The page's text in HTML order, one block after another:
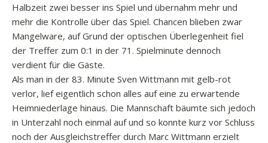
Halbzeit zwei besser ins Spiel und übernahm mehr und
mehr die Kontrolle über das Spiel. Chancen blieben zwar
Mangelware, auf Grund der optischen Überlegenheit fiel
der Treffer zum 0:1 in der 71. Spielminute dennoch
verdient für die Gäste.
Als man in der 83. Minute Sven Wittmann mit gelb-rot
verlor, lief eigentlich schon alles auf eine zu erwartende
Heimniederlage hinaus. Die Mannschaft bäumte sich jedoch
in Unterzahl noch einmal auf und so konnte kurz vor Schluss
noch der Ausgleichstreffer durch Marc Wittmann erzielt